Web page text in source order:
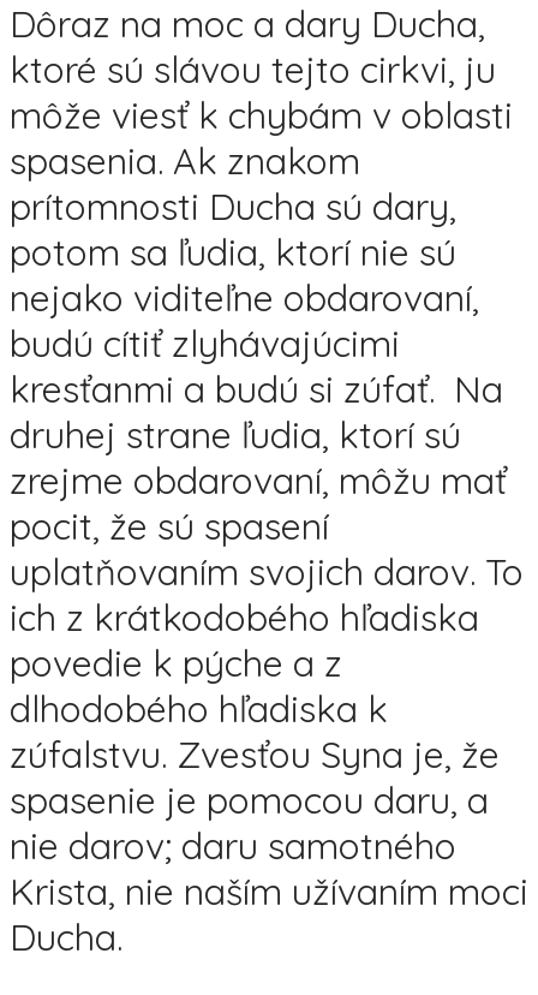
Dôraz na moc a dary Ducha,
ktoré sú slávou tejto cirkvi, ju
môže viesť k chybám v oblasti
spasenia. Ak znakom
prítomnosti Ducha sú dary,
potom sa ľudia, ktorí nie sú
nejako viditeľne obdarovaní,
budú cítiť zlyhávajúcimi
kresťanmi a budú si zúfať. Na
druhej strane ľudia, ktorí sú
zrejme obdarovaní, môžu mať
pocit, že sú spasení
uplatňovaním svojich darov. To
ich z krátkodobého hľadiska
povedie k pýche a z
dlhodobého hľadiska k
zúfalstvu. Zvesťou Syna je, že
spasenie je pomocou daru, a
nie darov; daru samotného
Krista, nie naším užívaním moci
Ducha.